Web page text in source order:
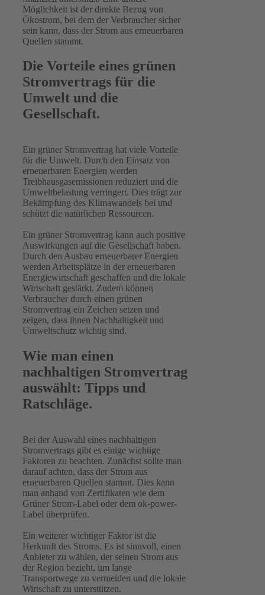
Möglichkeit ist der direkte Bezug von
Ökostrom, bei dem der Verbraucher sicher
sein kann, dass der Strom aus erneuerbaren
Quellen stammt.
Die Vorteile eines grünen
Stromvertrags für die
Umwelt und die
Gesellschaft.
Ein grüner Stromvertrag hat viele Vorteile
für die Umwelt. Durch den Einsatz von
erneuerbaren Energien werden
Treibhausgasemissionen reduziert und die
Umweltbelastung verringert. Dies trägt zur
Bekämpfung des Klimawandels bei und
schützt die natürlichen Ressourcen.
Ein grüner Stromvertrag kann auch positive
Auswirkungen auf die Gesellschaft haben.
Durch den Ausbau erneuerbarer Energien
werden Arbeitsplätze in der erneuerbaren
Energiewirtschaft geschaffen und die lokale
Wirtschaft gestärkt. Zudem können
Verbraucher durch einen grünen
Stromvertrag ein Zeichen setzen und
zeigen, dass ihnen Nachhaltigkeit und
Umweltschutz wichtig sind.
Wie man einen
nachhaltigen Stromvertrag
auswählt: Tipps und
Ratschläge.
Bei der Auswahl eines nachhaltigen
Stromvertrags gibt es einige wichtige
Faktoren zu beachten. Zunächst sollte man
darauf achten, dass der Strom aus
erneuerbaren Quellen stammt. Dies kann
man anhand von Zertifikaten wie dem
Grüner Strom-Label oder dem ok-power-
Label überprüfen.
Ein weiterer wichtiger Faktor ist die
Herkunft des Stroms. Es ist sinnvoll, einen
Anbieter zu wählen, der seinen Strom aus
der Region bezieht, um lange
Transportwege zu vermeiden und die lokale
Wirtschaft zu unterstützen.